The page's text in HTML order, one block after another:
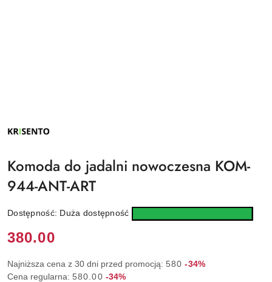
PRODUCENTA:
Komoda do jadalni nowoczesna KOM-
944-ANT-ART
Dostępność: Duża dostępność
Cena:
380.00
Najniższa cena z 30 dni przed promocją: 580 Rabat:
-34%
Cena regularna: 580.00 Rabat:
-34%